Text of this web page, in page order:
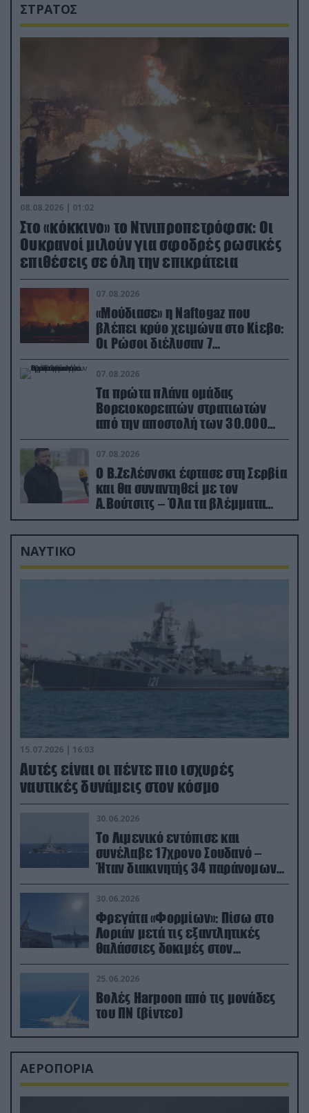
ΣΤΡΑΤΟΣ
08.08.2026 | 01:02
Στο «κόκκινο» το Ντνιπροπετρόφσκ: Οι
Ουκρανοί μιλούν για σφοδρές ρωσικές
επιθέσεις σε όλη την επικράτεια
07.08.2026
«Μούδιασε» η Naftogaz που
βλέπει κρύο χειμώνα στο Κίεβο:
Οι Ρώσοι διέλυσαν 7
εγκαταστάσεις του ουκρανικού
κολοσσού!
07.08.2026
Τα πρώτα πλάνα ομάδας
Βορειοκορεατών στρατιωτών
από την αποστολή των 30.000
που έφτασαν στη Ρωσία (βίντεο)
07.08.2026
Ο Β.Ζελέσνσκι έφτασε στη Σερβία
και θα συναντηθεί με τον
Α.Βούτσιτς – Όλα τα βλέμματα
στις σχέσεις με τη Ρωσία
ΝΑΥΤΙΚΟ
15.07.2026 | 16:03
Aυτές είναι οι πέντε πιο ισχυρές
ναυτικές δυνάμεις στον κόσμο
30.06.2026
Το Λιμενικό εντόπισε και
συνέλαβε 17χρονο Σουδανό –
Ήταν διακινητής 34 παράνομων
μεταναστών
30.06.2026
Φρεγάτα «Φορμίων»: Πίσω στο
Λοριάν μετά τις εξαντλητικές
θαλάσσιες δοκιμές στον
απαιτητικό Βισκαϊκό
25.06.2026
Βολές Harpoon από τις μονάδες
του ΠΝ (βίντεο)
ΑΕΡΟΠΟΡΙΑ